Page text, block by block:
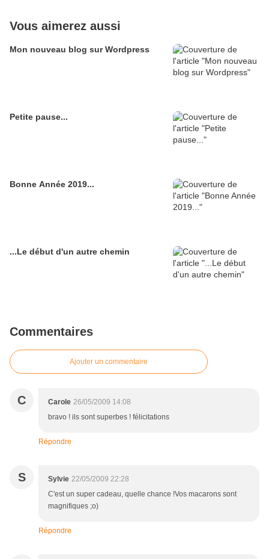
Vous aimerez aussi
Mon nouveau blog sur Wordpress
Petite pause...
Bonne Année 2019...
...Le début d'un autre chemin
Commentaires
Ajouter un commentaire
C Carole 26/05/2009 14:08
bravo ! ils sont superbes ! félicitations
Répondre
S Sylvie 22/05/2009 22:28
C'est un super cadeau, quelle chance !Vos macarons sont
magnifiques ;o)
Répondre